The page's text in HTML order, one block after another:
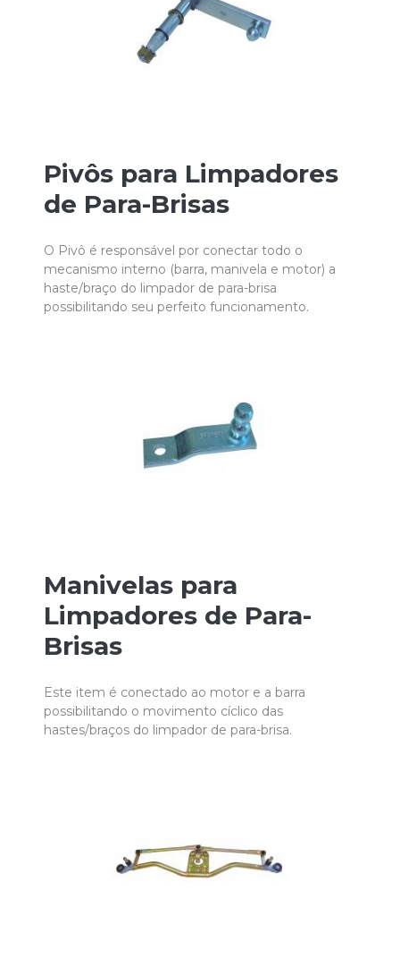
Pivôs para Limpadores
de Para-Brisas
O Pivô é responsável por conectar todo o
mecanismo interno (barra, manivela e motor) a
haste/braço do limpador de para-brisa
possibilitando seu perfeito funcionamento.
Manivelas para
Limpadores de Para-
Brisas
Este item é conectado ao motor e a barra
possibilitando o movimento cíclico das
hastes/braços do limpador de para-brisa.